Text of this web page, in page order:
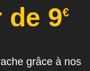
de 9€
grâce à nos